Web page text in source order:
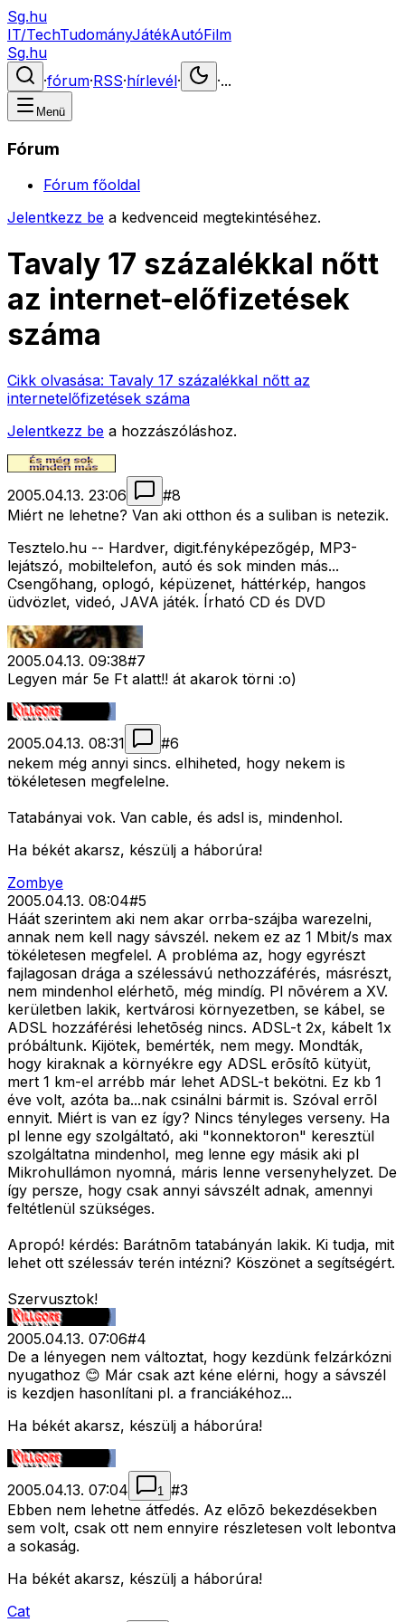
Sg.hu
IT/TechTudományJátékAutóFilm
Sg.hu
·fórum·RSS·hírlevél· ·...
Menü
Fórum
Fórum főoldal
Jelentkezz be a kedvenceid megtekintéséhez.
Tavaly 17 százalékkal nőtt
az internet-előfizetések
száma
Cikk olvasása: Tavaly 17 százalékkal nőtt az
internetelőfizetések száma
Jelentkezz be a hozzászóláshoz.
2005.04.13. 23:06 #8
Miért ne lehetne? Van aki otthon és a suliban is netezik.
Tesztelo.hu -- Hardver, digit.fényképezőgép, MP3-
lejátszó, mobiltelefon, autó és sok minden más...
Csengőhang, oplogó, képüzenet, háttérkép, hangos
üdvözlet, videó, JAVA játék. Írható CD és DVD
2005.04.13. 09:38#7
Legyen már 5e Ft alatt!! át akarok törni :o)
2005.04.13. 08:31 #6
nekem még annyi sincs. elhiheted, hogy nekem is
tökéletesen megfelelne.
Tatabányai vok. Van cable, és adsl is, mindenhol.
Ha békét akarsz, készülj a háborúra!
Zombye
2005.04.13. 08:04#5
Háát szerintem aki nem akar orrba-szájba warezelni,
annak nem kell nagy sávszél. nekem ez az 1 Mbit/s max
tökéletesen megfelel. A probléma az, hogy egyrészt
fajlagosan drága a szélessávú nethozzáférés, másrészt,
nem mindenhol elérhetõ, még mindíg. Pl nõvérem a XV.
kerületben lakik, kertvárosi környezetben, se kábel, se
ADSL hozzáférési lehetõség nincs. ADSL-t 2x, kábelt 1x
próbáltunk. Kijötek, bemérték, nem megy. Mondták,
hogy kiraknak a környékre egy ADSL erõsítõ kütyüt,
mert 1 km-el arrébb már lehet ADSL-t bekötni. Ez kb 1
éve volt, azóta ba...nak csinálni bármit is. Szóval errõl
ennyit. Miért is van ez így? Nincs tényleges verseny. Ha
pl lenne egy szolgáltató, aki "konnektoron" keresztül
szolgáltatna mindenhol, meg lenne egy másik aki pl
Mikrohullámon nyomná, máris lenne versenyhelyzet. De
így persze, hogy csak annyi sávszélt adnak, amennyi
feltétlenül szükséges.
Apropó! kérdés: Barátnõm tatabányán lakik. Ki tudja, mit
lehet ott szélessáv terén intézni? Köszönet a segítségért.
Szervusztok!
2005.04.13. 07:06#4
De a lényegen nem változtat, hogy kezdünk felzárkózni
nyugathoz 😊 Már csak azt kéne elérni, hogy a sávszél
is kezdjen hasonlítani pl. a franciákéhoz...
Ha békét akarsz, készülj a háborúra!
2005.04.13. 07:04 1 #3
Ebben nem lehetne átfedés. Az elõzõ bekezdésekben
sem volt, csak ott nem ennyire részletesen volt lebontva
a sokaság.
Ha békét akarsz, készülj a háborúra!
Cat